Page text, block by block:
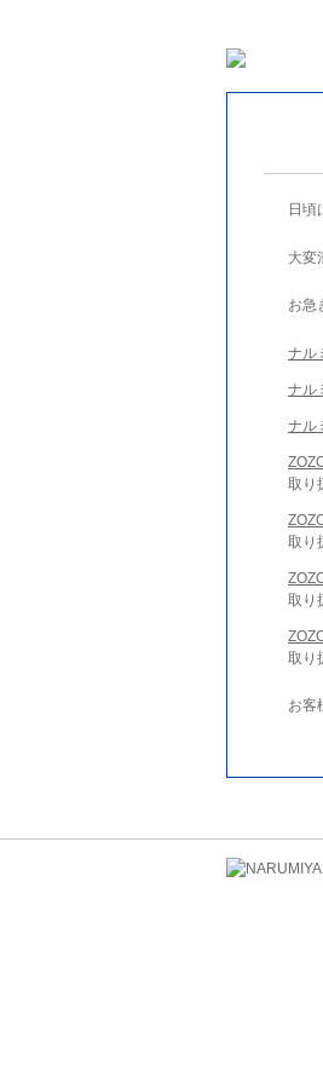
日頃
大変
お急
ナル
ナル
ナル
取り
取り
取り
取り
お客